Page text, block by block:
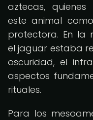
aztecas,
este animal
protectora. En la
el jaguar estaba
oscuridad, el
aspectos
rituales.
Para los